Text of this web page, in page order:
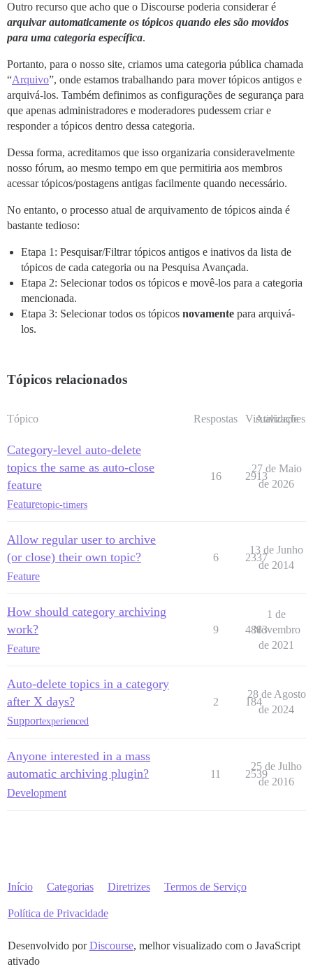
Outro recurso que acho que o Discourse poderia considerar é
arquivar automaticamente os tópicos quando eles são movidos
para uma categoria específica.
Portanto, para o nosso site, criamos uma categoria pública chamada
“Arquivo”, onde estamos trabalhando para mover tópicos antigos e
arquivá-los. Também definimos as configurações de segurança para
que apenas administradores e moderadores pudessem criar e
responder a tópicos dentro dessa categoria.
Dessa forma, acreditamos que isso organizaria consideravelmente
nosso fórum, ao mesmo tempo em que permitiria aos membros
acessar tópicos/postagens antigas facilmente quando necessário.
No entanto, o processo atual de arquivamento de tópicos ainda é
bastante tedioso:
Etapa 1: Pesquisar/Filtrar tópicos antigos e inativos da lista de
tópicos de cada categoria ou na Pesquisa Avançada.
Etapa 2: Selecionar todos os tópicos e movê-los para a categoria
mencionada.
Etapa 3: Selecionar todos os tópicos novamente para arquivá-
los.
Tópicos relacionados
Tópico Respostas Visualizações
Atividade
Category-level auto-delete
topics the same as auto-close
feature
Featuretopic-timers
16 2913
27 de Maio
de 2026
Allow regular user to archive
(or close) their own topic?
Feature
6 2337
13 de Junho
de 2014
How should category archiving
work?
Feature
9 4883
1 de
Novembro
de 2021
Auto-delete topics in a category
after X days?
Supportexperienced
2 184
28 de Agosto
de 2024
Anyone interested in a mass
automatic archiving plugin?
Development
11 2539
25 de Julho
de 2016
Início Categorias Diretrizes Termos de Serviço
Política de Privacidade
Desenvolvido porDiscourse, melhor visualizado com o JavaScript
ativado